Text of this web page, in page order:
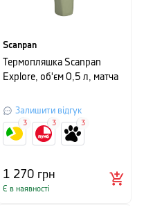
Scanpan
Термопляшка Scanpan
Explore, об'єм 0,5 л, матча
Залишити відгук
1 270 грн
Є в наявності
3 3 3